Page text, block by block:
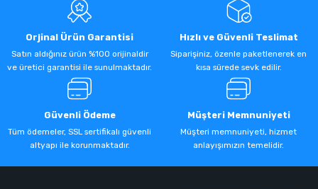
Orjinal Ürün Garantisi
Satın aldığınız ürün %100 orijinaldir
ve üretici garantisi ile sunulmaktadır.
Hızlı ve Güvenli Teslimat
Siparişiniz, özenle paketlenerek en
kısa sürede sevk edilir.
Güvenli Ödeme
Tüm ödemeler, SSL sertifikalı güvenli
altyapı ile korunmaktadır.
Müşteri Memnuniyeti
Müşteri memnuniyeti, hizmet
anlayışımızın temelidir.